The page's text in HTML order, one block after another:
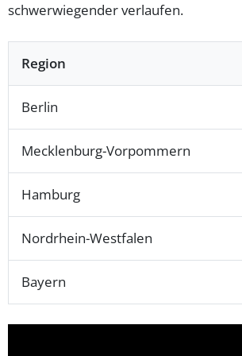
schwerwiegender verlaufen.
Region
Berlin
Mecklenburg-Vorpommern
Hamburg
Nordrhein-Westfalen
Bayern